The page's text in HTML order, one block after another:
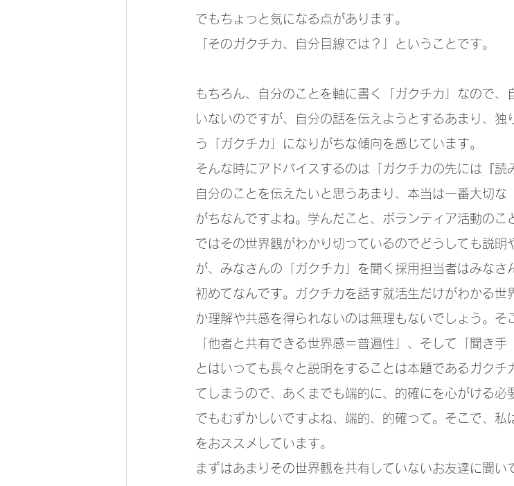
でもちょっと気になる点があります。
「そのガクチカ、自分目線では？」ということです。
もちろん、自分のことを軸に書く「ガクチカ」なので、
いないのですが、自分の話を伝えようとするあまり、独
う「ガクチカ」になりがちな傾向を感じています。
そんな時にアドバイスするのは「ガクチカの先には『読
自分のことを伝えたいと思うあまり、本当は一番大切
がちなんですよね。学んだこと、ボランティア活動のこ
ではその世界観がわかり切っているのでどうしても説明
が、みなさんの「ガクチカ」を聞く採用担当者はみなさ
初めてなんです。ガクチカを話す就活生だけがわかる世
か理解や共感を得られないのは無理もないでしょう。そ
「他者と共有できる世界感＝普遍性」、そして「聞き手
とはいっても長々と説明をすることは本題であるガクチ
てしまうので、あくまでも端的に、的確にを心がける必
でもむずかしいですよね、端的、的確って。そこで、私
をおススメしています。
まずはあまりその世界観を共有していないお友達に聞い